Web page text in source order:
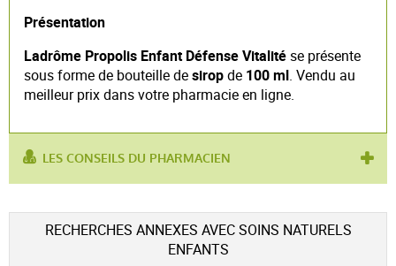
Présentation
Ladrôme Propolis Enfant Défense Vitalitése présente
sous forme de bouteille desiropde 100 ml. Vendu au
meilleur prix dans votre pharmacie en ligne.
LES CONSEILS DU PHARMACIEN
RECHERCHES ANNEXES AVEC SOINS NATURELS
ENFANTS